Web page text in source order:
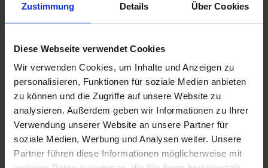
Zustimmung Details Über Cookies
Diese Webseite verwendet Cookies
Wir verwenden Cookies, um Inhalte und Anzeigen zu
personalisieren, Funktionen für soziale Medien anbieten
zu können und die Zugriffe auf unsere Website zu
analysieren. Außerdem geben wir Informationen zu Ihrer
Verwendung unserer Website an unsere Partner für
soziale Medien, Werbung und Analysen weiter. Unsere
Partner führen diese Informationen möglicherweise mit
21.06.2026 - Sonntag
Venlo / Niederlande
05.30 Uhr
21.06.2026 - Sonntag
Maastricht / Niederlande
Halbtagesausflug: Maastricht mit dem Zonnetrein
14.00 Uhr
22.06.2026 - Montag
Maastricht / Niederlande
- Fahrt auf der Waal -